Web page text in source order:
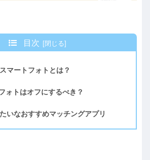
目次
マートフォトとは？
ォトはオフにするべき？
いなおすすめマッチングアプリ